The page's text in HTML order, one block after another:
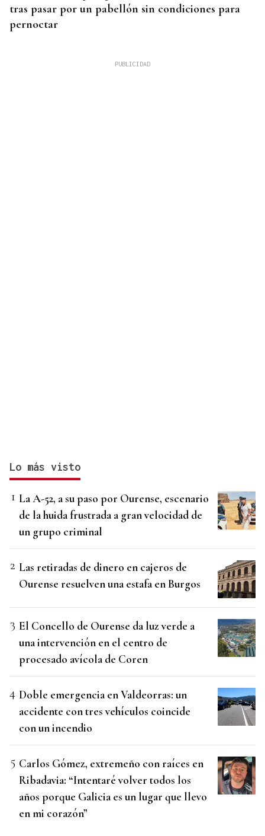
tras pasar por un pabellón sin condiciones para
pernoctar
Lo más visto
La A-52, a su paso por Ourense, escenario
de la huida frustrada a gran velocidad de
un grupo criminal
Las retiradas de dinero en cajeros de
Ourense resuelven una estafa en Burgos
El Concello de Ourense da luz verde a
una intervención en el centro de
procesado avícola de Coren
Doble emergencia en Valdeorras: un
accidente con tres vehículos coincide
con un incendio
Carlos Gómez, extremeño con raíces en
Ribadavia: “Intentaré volver todos los
años porque Galicia es un lugar que llevo
en mi corazón”